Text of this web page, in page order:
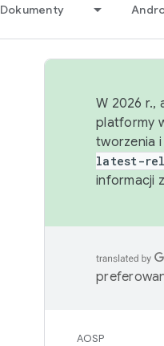
Dokumenty
W 2026 r.,
platformy
tworzenia i
latest-
informacji
AOSP